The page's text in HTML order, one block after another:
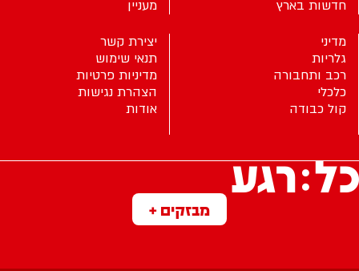
מבזקים +
חדשות בארץ
מעניין
מדיני
גלריות
רכב ותחבורה
כלכלי
קול כבודה
יצירת קשר
תנאי שימוש
מדיניות פרטיות
הצהרת נגישות
אודות